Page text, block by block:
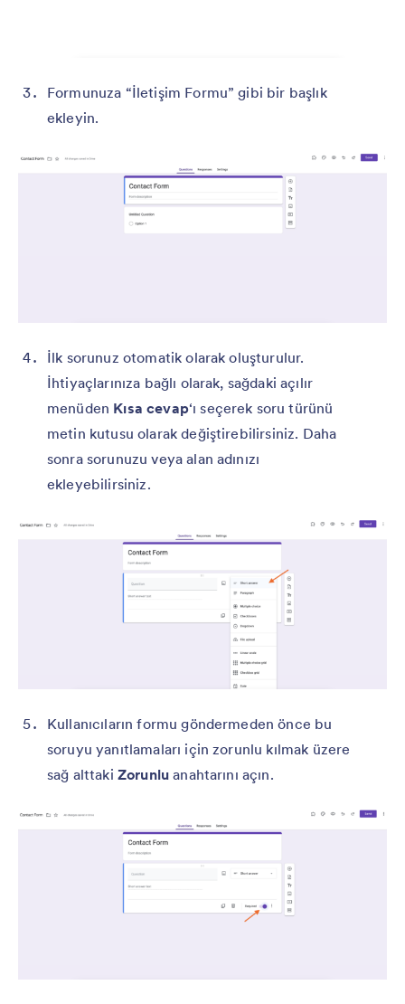
Formunuza “İletişim Formu” gibi bir başlık
ekleyin.
İlk sorunuz otomatik olarak oluşturulur.
İhtiyaçlarınıza bağlı olarak, sağdaki açılır
menüden Kısa cevap‘ı seçerek soru türünü
metin kutusu olarak değiştirebilirsiniz. Daha
sonra sorunuzu veya alan adınızı
ekleyebilirsiniz.
Kullanıcıların formu göndermeden önce bu
soruyu yanıtlamaları için zorunlu kılmak üzere
sağ alttaki Zorunluanahtarını açın.